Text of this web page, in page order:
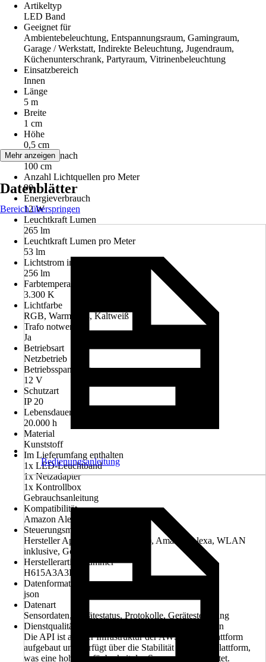
Artikeltyp
LED Band
Geeignet für
Ambientebeleuchtung, Entspannungsraum, Gamingraum,
Garage / Werkstatt, Indirekte Beleuchtung, Jugendraum,
Küchenunterschrank, Partyraum, Vitrinenbeleuchtung
Einsatzbereich
Innen
Länge
5 m
Breite
1 cm
Höhe
0,5 cm
Trennbar nach
100 cm
Anzahl Lichtquellen pro Meter
90
Energieverbrauch
12 W
Leuchtkraft Lumen
265 lm
Leuchtkraft Lumen pro Meter
53 lm
Lichtstrom in Lumen
256 lm
Farbtemperatur
3.300 K
Lichtfarbe
RGB, Warmweiß, Kaltweiß
Trafo notwendig
Ja
Betriebsart
Netzbetrieb
Betriebsspannung
12 V
Schutzart
IP 20
Lebensdauer Leuchtmittel
20.000 h
Material
Kunststoff
Im Lieferumfang enthalten
1x LED-Leuchtband
1x Netzadapter
1x Kontrollbox
Gebrauchsanleitung
Kompatibilität
Amazon Alexa
Steuerungsmöglichkeit
Hersteller App (iOS und Android), Amazon Alexa, WLAN
inklusive, Google Home
Herstellerartikelnummer
H615A3A3DE
Datenformat
json
Datenart
Sensordaten, Gerätestatus, Protokolle, Gerätesteuerung
Dienstqualität Anwendungsprogrammierschnittstellen
Die API ist auf der Infrastruktur der AWS-Cloud-Plattform
aufgebaut und verfügt über die Stabilität der AWS-Plattform,
was eine hohe Verfügbarkeit des Servers gewährleistet.
Mehr anzeigen
Datenblätter
Bereich überspringen
Bedienungsanleitung